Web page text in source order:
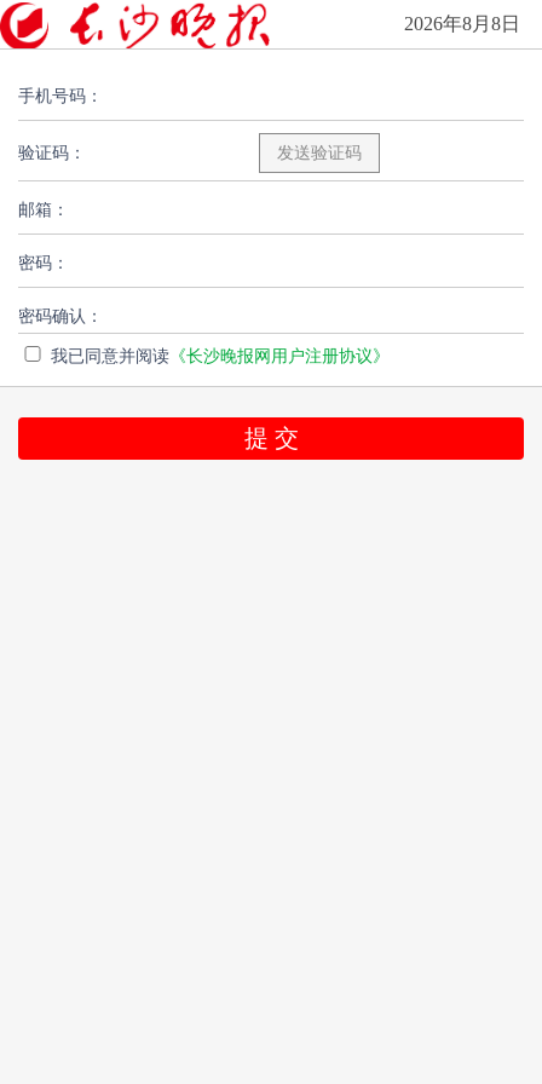
2026年8月8日
手机号码：
验证码：
邮箱：
密码：
密码确认：
我已同意并阅读 《长沙晚报网用户注册协议》
提 交